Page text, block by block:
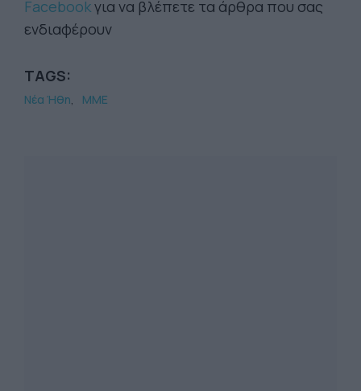
Facebookγια να βλέπετε τα άρθρα που σας
ενδιαφέρουν
TAGS:
Νέα Ήθη ΜΜΕ